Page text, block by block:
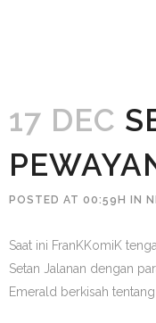
17 DEC
POSTED AT 00:59H IN
Saat ini FranKKomiK
Setan Jalanan dengan
Emerald berkisah